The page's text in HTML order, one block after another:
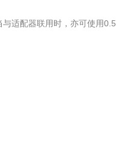
适配器联用时，亦可使用